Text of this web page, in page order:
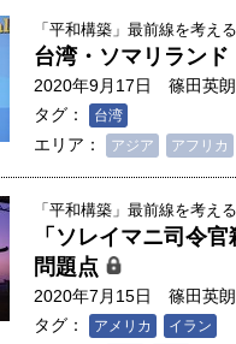
「平和構築」最前線を考え
台湾・ソマリラン
2020年9月17日
篠田英朗
タグ：
台湾
エリア： アジア アフリカ
「平和構築」最前線を考え
「ソレイマニ司令
問題点
2020年7月15日
篠田英朗
タグ：
アメリカ イラン